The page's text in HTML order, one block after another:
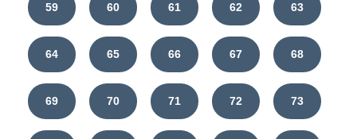
59 60 61 62 63
64 65 66 67 68
69 70 71 72 73